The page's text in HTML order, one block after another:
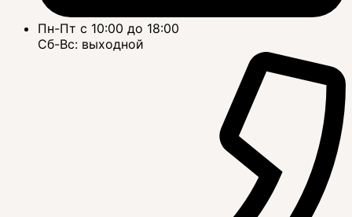
Пн-Пт с 10:00 до 18:00
Сб-Вс: выходной